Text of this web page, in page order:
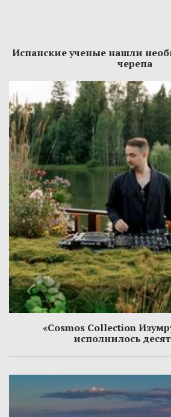
Испанские ученые нашли
черепа
«Cosmos Collection
исполнилось